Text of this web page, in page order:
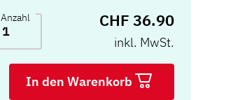
Anzahl CHF 36.90
inkl. MwSt.
In den Warenkorb